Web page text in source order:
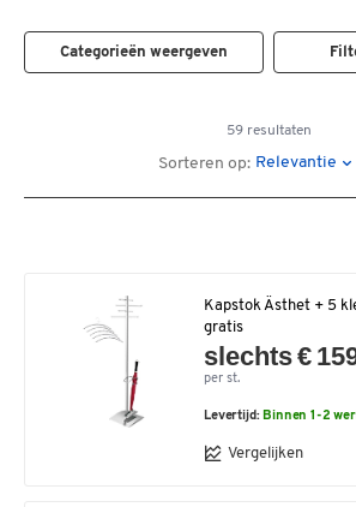
Categorieën weergeven
59 resultaten
Sorteren op: Relevantie
Kapstok Ästhet + 5
gratis
slechts €
per st.
Levertijd: Binnen 1-2
Vergelijken